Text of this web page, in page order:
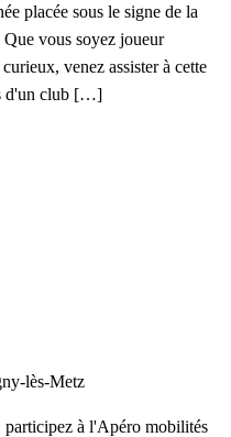
placée sous le signe de la
vous soyez joueur
venez assister à cette
d'un club […]
lès-Metz
participez à l'Apéro mobilités